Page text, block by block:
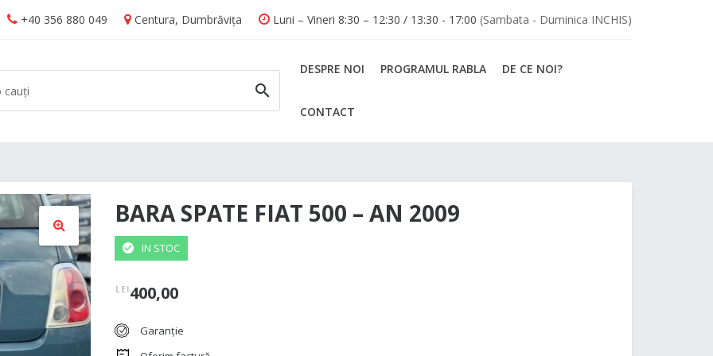
+40 356 880 049 Centura, Dumbrăvița Luni – Vineri 8:30 – 12:30 / 13:30 - 17:00 (Sambata - Duminica INCHIS)
CAUTĂ
DESPRE NOI PROGRAMUL RABLA DE CE NOI?
CONTACT
🔍
BARA SPATE FIAT 500 – AN 2009
IN STOC
LEI400,00
Garanție